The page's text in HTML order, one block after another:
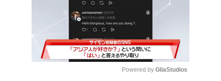
Powered by GliaStudios